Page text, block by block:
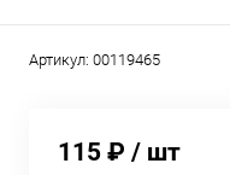
Артикул: 00119465
115 ₽ / шт